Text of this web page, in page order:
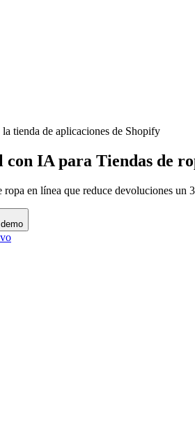
tienda de aplicaciones de Shopify
con IA para Tiendas de
en línea que reduce devoluciones